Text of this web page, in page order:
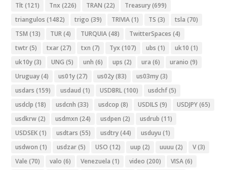
Tlt (121) Tnx (226) TRAN (22) Treasury(699)
triangulos (1482) trigo (39) TRIVIA(1) TS (3) tsla (70)
TSM (13) TUR(4) TURQUIA(48) TwitterSpaces (4)
twtr(5) txar(27) txn (7) Tyx (107) ubs (1) uk10 (1)
uk10y(3) UNG (5) unh (6) ups (2) ura (6) uranio (9)
Uruguay(4) us01y(27) us02y(83) us03my(3)
usdars (159) usdaud (1) USDBRL(100) usdchf(5)
usdclp (18) usdcnh (33) usdcop (8) USDILS (9) USDJPY(65)
usdkrw(2) usdmxn (24) usdpen (2) usdrub (11)
USDSEK(1) usdtars (55) usdtry(44) usduyu (1)
usdwon (1) usdzar(5) USO (12) uup (2) uuuu (2) V(3)
Vale (70) valo (6) Venezuela (1) video (200) VISA(6)